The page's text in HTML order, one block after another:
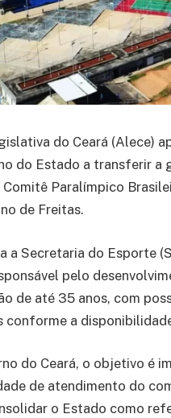
do Ceará (Alece)
do Estado a transferir a
Paralímpico
de Freitas.
a Secretaria do Esporte
pelo
de até 35 anos, com
conforme a
do Ceará, o objetivo é
de atendimento do
o Estado como